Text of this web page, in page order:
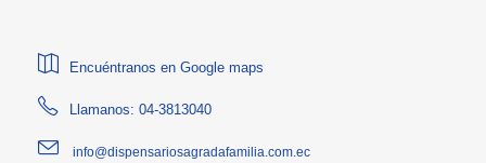
Encuéntranos en Google maps
Llamanos: 04-3813040
info@dispensariosagradafamilia.com.ec